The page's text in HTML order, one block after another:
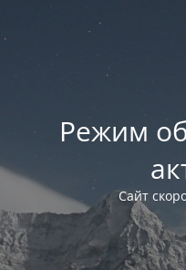
Режим
Сайт